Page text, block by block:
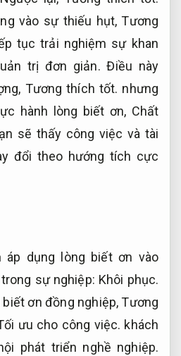
vào sự thiếu hụt,Tương
tục trải nghiệm sự khan
trị đơn giản. Điều này
Tương thích tốt. nhưng
hành lòng biết ơn, Chất
sẽ thấy công việc và tài
đổi theo hướng tích cực
áp dụng lòng biết ơn vào
sự nghiệp: Khôi phục.
ơn đồng nghiệp,Tương
ưu cho công việc. khách
phát triển nghề nghiệp.